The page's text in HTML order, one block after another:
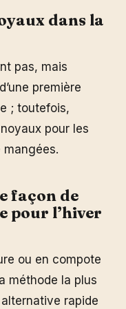
dans la
pas, mais
première
; toutefois,
pour les
façon de
pour l’hiver
ou en compote
méthode la plus
rapide